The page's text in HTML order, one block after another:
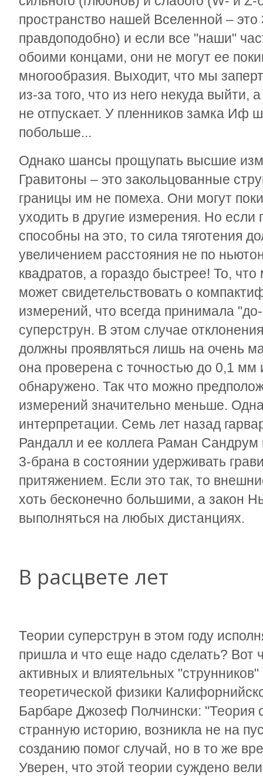
пространство нашей Вселенной – это
правдоподобно) и если все "наши"
обоими концами, они не могут ее
многообразия. Выходит, что мы
из-за того, что из него некуда выйти,
не отпускает. У пленников замка Иф
побольше...
Однако шансы прощупать высшие
Гравитоны – это закольцованные
границы им не помеха. Они могут
уходить в другие измерения. Но если
способны на это, то сила тяготения
увеличением расстояния не по
квадратов, а гораздо быстрее! То,
может свидетельствовать о
измерений, что всегда принимала
суперструн. В этом случае
должны проявляться лишь на очень
она проверена с точностью до 0,1 мм
обнаружено. Так что можно
измерений значительно меньше.
интерпретации. Семь лет назад
Рандалл и ее коллега Раман
3-брана в состоянии удерживать
притяжением. Если это так, то
хоть бесконечно большими, а закон
выполняться на любых дистанциях.
В расцвете лет
Теории суперструн в этом году
пришла и что еще надо сделать? Вот
активных и влиятельных
теоретической физики
Барбаре Джозеф Полчински: "Теория
странную историю, возникла не на
созданию помог случай, но в то же
Уверен, что этой теории суждено